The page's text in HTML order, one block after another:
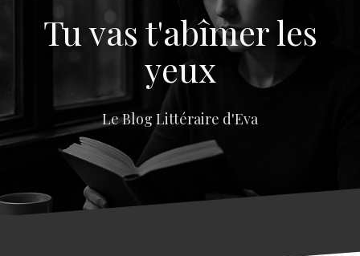
e
Tu vas t'abîmer les
yeux
Le Blog Littéraire d'Eva